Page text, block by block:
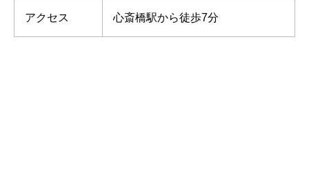
アクセス 心斎橋駅から徒歩7分